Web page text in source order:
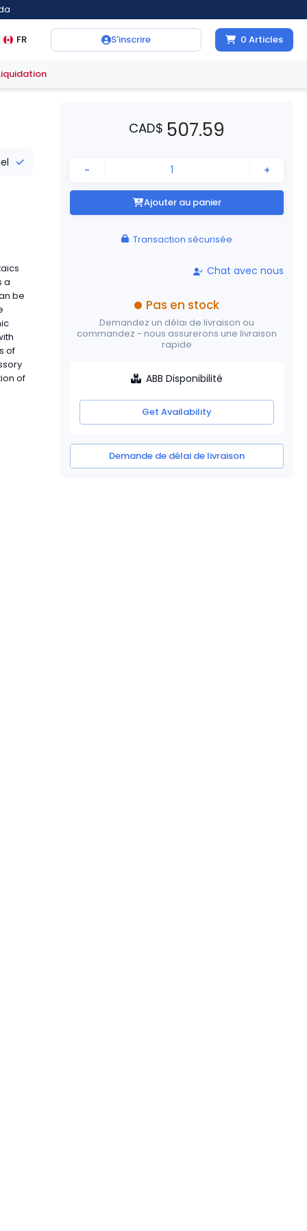
FR S'inscrire 0 Articles
a
be
of
of
CAD$ 507.59
- +
Ajouter au panier
Transaction sécurisée
Chat avec nous
Pas en stock
Demandez un délai de livraison ou
commandez - nous assurerons une livraison
rapide
ABB Disponibilité
Get Availability
Demande de délai de livraison